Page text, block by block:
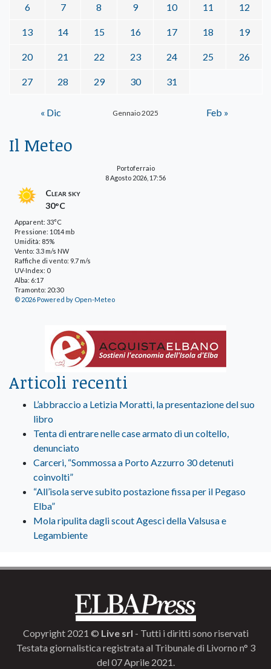
Gennaio 2025
6 7 8 9 10 11 12
13 14 15 16 17 18 19
20 21 22 23 24 25 26
27 28 29 30 31
« Dic Feb »
Il Meteo
Portoferraio
8 Agosto 2026, 17:56
Clear sky
30°C
Apparent: 33°C
Pressione: 1014 mb
Umidità: 85%
Vento: 3.3 m/s NW
Raffiche di vento: 9.7 m/s
UV-Index: 0
Alba: 6:17
Tramonto: 20:30
© 2026 Powered by Open-Meteo
Articoli recenti
L’abbraccio a Letizia Moratti, la presentazione del suo
libro
Tenta di entrare nelle case armato di un coltello,
denunciato
Carceri, “Sommossa a Porto Azzurro 30 detenuti
coinvolti”
“All’isola serve subito postazione fissa per il Pegaso
Elba”
Mola ripulita dagli scout Agesci della Valsusa e
Legambiente
Copyright 2021 © Live srl - Tutti i diritti sono riservati
Testata giornalistica registrata al Tribunale di Livorno n° 3
del 07 Aprile 2021.